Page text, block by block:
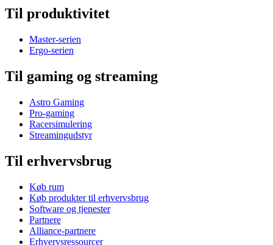
Til produktivitet
Master-serien
Ergo-serien
Til gaming og streaming
Astro Gaming
Pro-gaming
Racersimulering
Streamingudstyr
Til erhvervsbrug
Køb rum
Køb produkter til erhvervsbrug
Software og tjenester
Partnere
Alliance-partnere
Erhvervsressourcer